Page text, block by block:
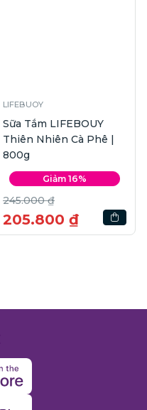
LIFEBUOY
Sữa Tắm LIFEBOUY
Thiên Nhiên Cà Phê |
800g
Giảm 16%
245.000 ₫
205.800 ₫